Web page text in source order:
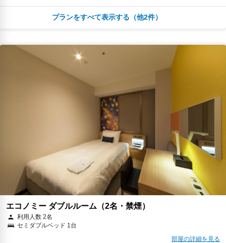
税・サービス料 ￥785含む
232ポイント
返金不可
予約に進む
241ポイント
予約に進む
プランをすべて表示する（他2件）
エコノミー ダブルルーム（2名・禁煙）
利用人数 2名
セミダブルベッド 1台
部屋の詳細を見る